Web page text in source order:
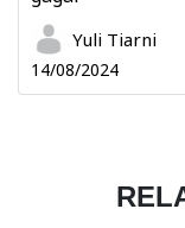
Yuli Tiarni
14/08/2024